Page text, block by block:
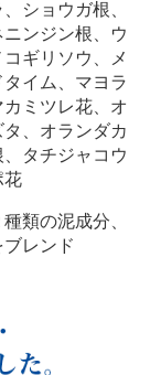
ショウガ根、
ンジン根、ウ
ギリソウ、メ
イム、マヨラ
ミツレ花、オ
、オランダカ
タチジャコウ
花
類の泥成分、
レンド